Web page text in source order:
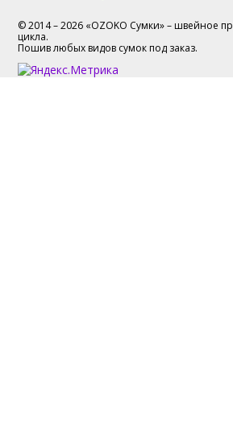
© 2014 – 2026 «OZOKO Сумки» – швейное
цикла.
Пошив любых видов сумок под заказ.